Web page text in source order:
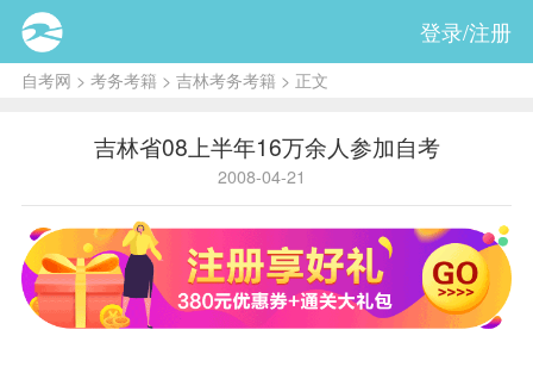
登录/注册
自考网 > 考务考籍 > 吉林考务考籍 > 正文
吉林省08上半年16万余人参加自考
2008-04-21